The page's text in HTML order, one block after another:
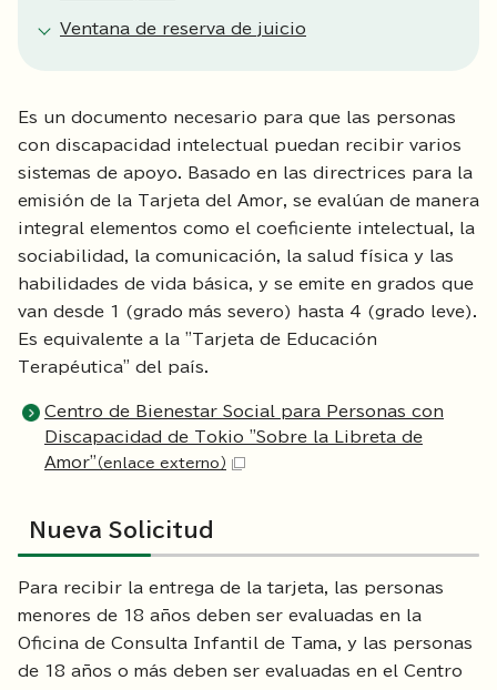
Ventana de reserva de juicio
Es un documento necesario para que las personas
con discapacidad intelectual puedan recibir varios
sistemas de apoyo. Basado en las directrices para la
emisión de la Tarjeta del Amor, se evalúan de manera
integral elementos como el coeficiente intelectual, la
sociabilidad, la comunicación, la salud física y las
habilidades de vida básica, y se emite en grados que
van desde 1 (grado más severo) hasta 4 (grado leve).
Es equivalente a la "Tarjeta de Educación
Terapéutica" del país.
Centro de Bienestar Social para Personas con
Discapacidad de Tokio "Sobre la Libreta de
Amor" （enlace externo）
Nueva Solicitud
Para recibir la entrega de la tarjeta, las personas
menores de 18 años deben ser evaluadas en la
Oficina de Consulta Infantil de Tama, y las personas
de 18 años o más deben ser evaluadas en el Centro